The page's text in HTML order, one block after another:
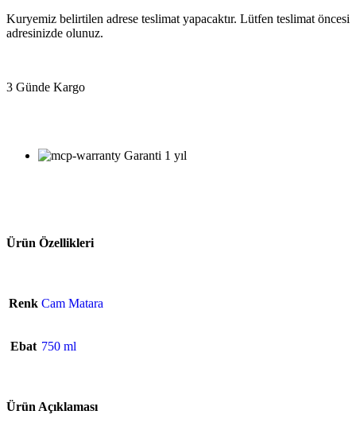
Kuryemiz belirtilen adrese teslimat yapacaktır. Lütfen teslimat öncesi
adresinizde olunuz.
3 Günde Kargo
Garanti 1 yıl
Ürün Özellikleri
Renk Cam Matara
Ebat 750 ml
Ürün Açıklaması